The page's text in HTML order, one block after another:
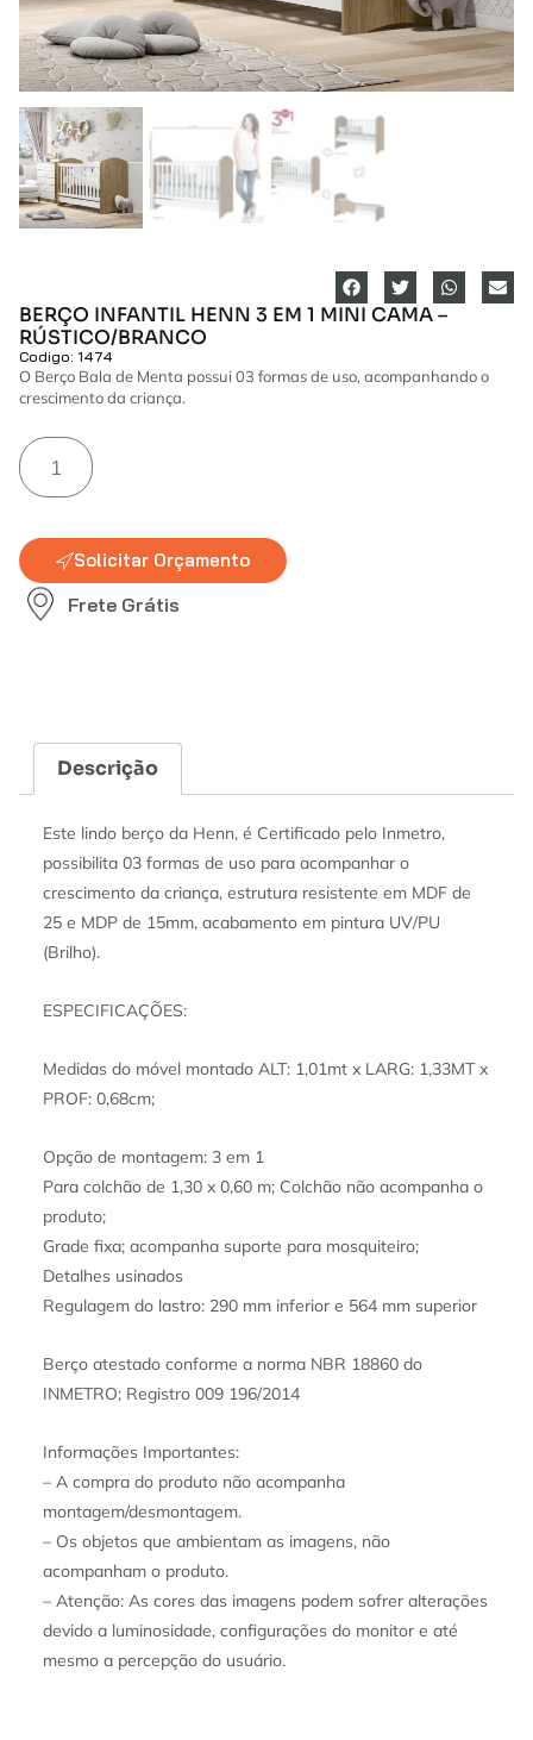
BERÇO INFANTIL HENN 3 EM 1 MINI CAMA –
RÚSTICO/BRANCO
Codigo: 1474
O Berço Bala de Menta possui 03 formas de uso, acompanhando o
crescimento da criança.
Solicitar Orçamento
Frete Grátis
Descrição
Este lindo berço da Henn, é Certificado pelo Inmetro,
possibilita 03 formas de uso para acompanhar o
crescimento da criança, estrutura resistente em MDF de
25 e MDP de 15mm, acabamento em pintura UV/PU
(Brilho).
ESPECIFICAÇÕES:
Medidas do móvel montado ALT: 1,01mt x LARG: 1,33MT x
PROF: 0,68cm;
Opção de montagem: 3 em 1
Para colchão de 1,30 x 0,60 m; Colchão não acompanha o
produto;
Grade fixa; acompanha suporte para mosquiteiro;
Detalhes usinados
Regulagem do lastro: 290 mm inferior e 564 mm superior
Berço atestado conforme a norma NBR 18860 do
INMETRO; Registro 009 196/2014
Informações Importantes:
– A compra do produto não acompanha
montagem/desmontagem.
– Os objetos que ambientam as imagens, não
acompanham o produto.
– Atenção: As cores das imagens podem sofrer alterações
devido a luminosidade, configurações do monitor e até
mesmo a percepção do usuário.